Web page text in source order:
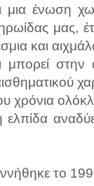
μια ένωση
μας,
και
μπορεί
χρόνια
το